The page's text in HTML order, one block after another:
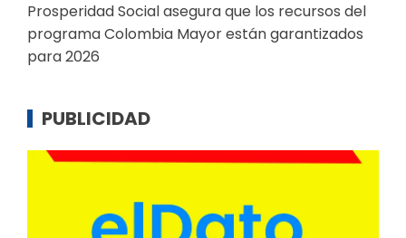
Prosperidad Social asegura que los recursos del
programa Colombia Mayor están garantizados
para 2026
PUBLICIDAD